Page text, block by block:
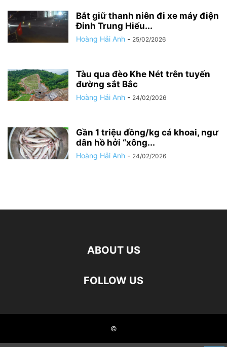
Bắt giữ thanh niên đi xe máy điện
Đinh Trung Hiếu...
Hoàng Hải Anh - 25/02/2026
Tàu qua đèo Khe Nét trên tuyến
đường sắt Bắc
Hoàng Hải Anh - 24/02/2026
Gần 1 triệu đồng/kg cá khoai, ngư
dân hồ hởi “xông...
Hoàng Hải Anh - 24/02/2026
ABOUT US
FOLLOW US
©